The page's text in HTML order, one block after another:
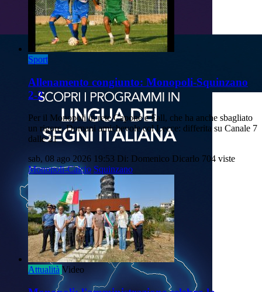
Sport
Allenamento congiunto: Monopoli-Squinzano
2-2
Per il Monopoli in rete Capone e Fall, che ha anche sbagliato
un rigore. Domani amichevole col Lecce: differita su Canale 7
dalle 21
sab, 08 ago 2026 19:53 Di: Domenico Dicarlo 704 viste
Monopoli-Calcio Squinzano
Attualità Video